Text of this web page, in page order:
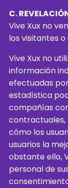
C.
Vive Xux no
los visitantes o
Vive Xux no
información
efectuadas
estadística
compañías
contractuales,
cómo los
usuarios la
obstante ello,
personal de